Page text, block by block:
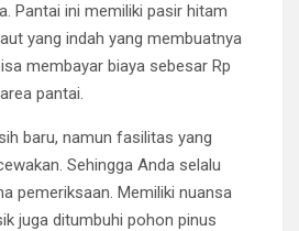
Pantai ini memiliki pasir hitam
yang indah yang membuatnya
membayar biaya sebesar Rp
pantai.
baru, namun fasilitas yang
Sehingga Anda selalu
pemeriksaan. Memiliki nuansa
juga ditumbuhi pohon pinus